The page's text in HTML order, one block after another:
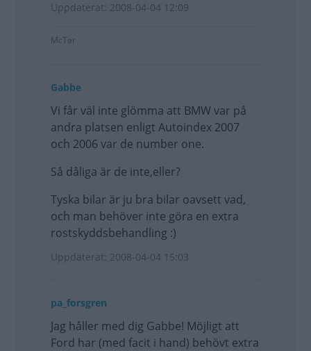
Uppdaterat: 2008-04-04 12:09
McTar
Gabbe
Vi får väl inte glömma att BMW var på
andra platsen enligt Autoindex 2007
och 2006 var de number one.
Så dåliga är de inte,eller?
Tyska bilar är ju bra bilar oavsett vad,
och man behöver inte göra en extra
rostskyddsbehandling :)
Uppdaterat: 2008-04-04 15:03
pa_forsgren
Jag håller med dig Gabbe! Möjligt att
Ford har (med facit i hand) behövt extra